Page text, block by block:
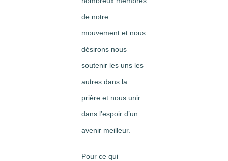
de notre
mouvement et nous
désirons nous
soutenir les uns les
autres dans la
prière et nous unir
dans l’espoir d’un
avenir meilleur.
Pour ce qui